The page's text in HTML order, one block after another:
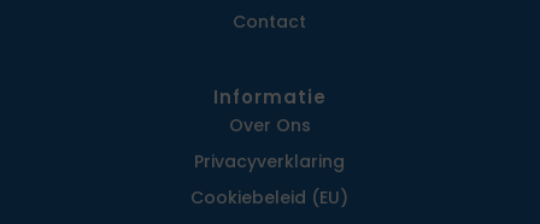
Contact
Informatie
Over Ons
Privacy­verklaring
Cookiebeleid (EU)